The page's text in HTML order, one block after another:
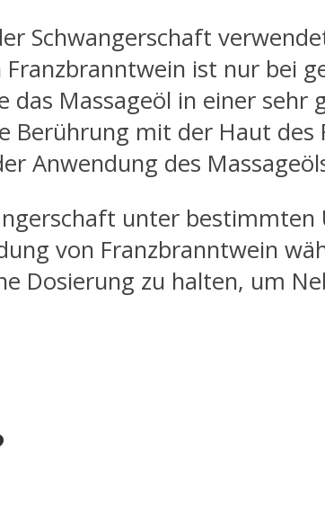
Schwangerschaft
ist nur bei
Massageöl in einer
mit der Haut des
Anwendung des
unter
von Franzbranntwein
Dosierung zu halten, um